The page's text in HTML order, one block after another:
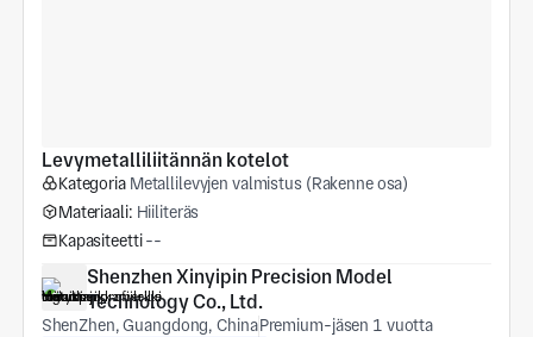
Levymetalliliitännän kotelot
Kategoria Metallilevyjen valmistus (Rakenne osa)
Materiaali: Hiiliteräs
Kapasiteetti --
Shenzhen Xinyipin Precision Model
Technology Co., Ltd.
ShenZhen, Guangdong, ChinaPremium-jäsen 1 vuotta